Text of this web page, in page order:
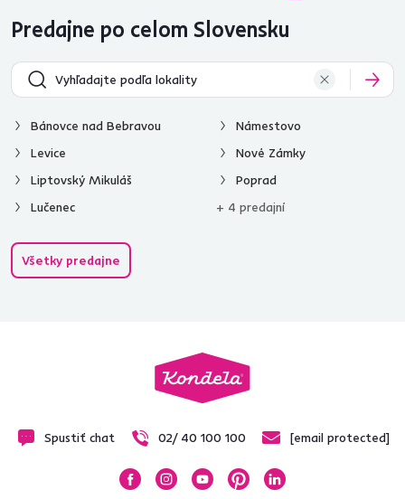
Predajne po celom Slovensku
Bánovce nad Bebravou
Levice
Liptovský Mikuláš
Lučenec
Námestovo
Nové Zámky
Poprad
+ 4 predajní
Všetky predajne
Spustiť chat 02/ 40 100 100 [email protected]